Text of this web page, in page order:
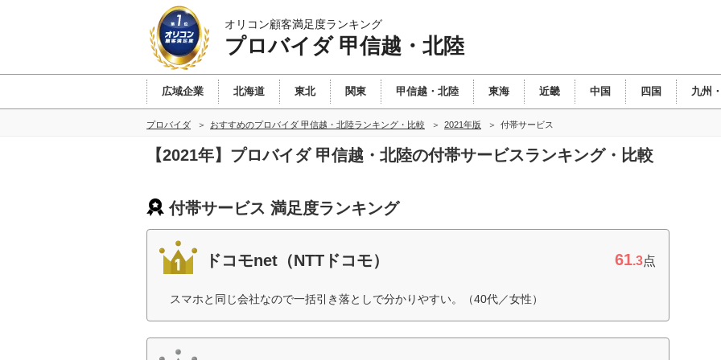
オリコン顧客満足度ランキング
プロバイダ 甲信越・北陸
広域企業 北海道 東北 関東 甲信越・北陸 東海 近畿 中国 四国 九州
プロバイダ おすすめのプロバイダ 甲信越・北陸ランキング・比較 2021年版 付帯サービス
【2021年】プロバイダ 甲信越・北陸の付帯サービスランキング・比較
付帯サービス 満足度ランキング
ドコモnet（NTTドコモ） 61.3点
スマホと同じ会社なので一括引き落としで分かりやすい。（40代／女性）